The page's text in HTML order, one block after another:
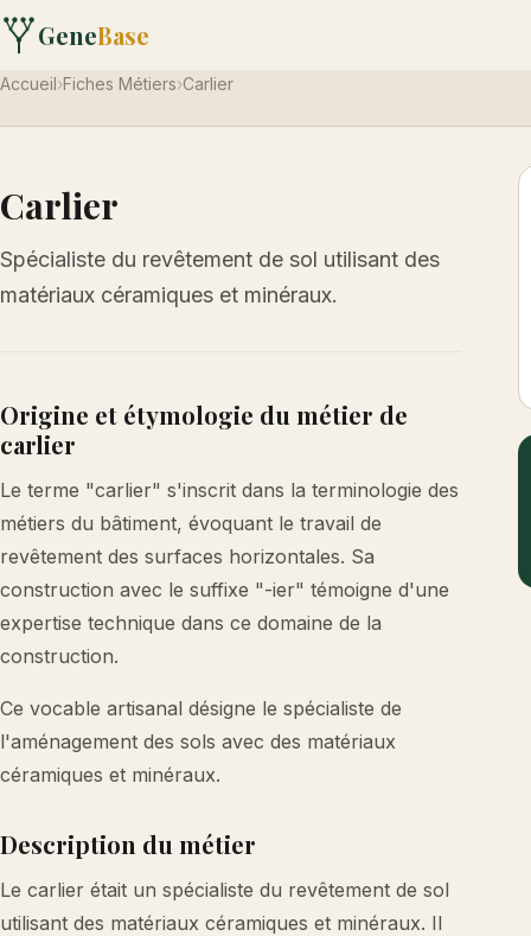
GeneBase
Accueil›Fiches Métiers›Carlier
Carlier
Spécialiste du revêtement de sol utilisant des
matériaux céramiques et minéraux.
Origine et étymologie du métier de
carlier
Le terme "carlier" s'inscrit dans la terminologie des
métiers du bâtiment, évoquant le travail de
revêtement des surfaces horizontales. Sa
construction avec le suffixe "-ier" témoigne d'une
expertise technique dans ce domaine de la
construction.
Ce vocable artisanal désigne le spécialiste de
l'aménagement des sols avec des matériaux
céramiques et minéraux.
Description du métier
Le carlier était un spécialiste du revêtement de sol
utilisant des matériaux céramiques et minéraux. Il